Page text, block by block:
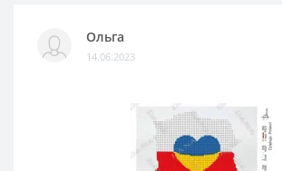
Ольга
14.06.2023